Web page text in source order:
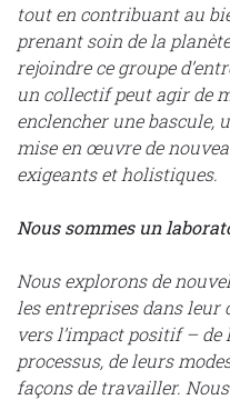
tout en contribuant au
prenant soin de la
rejoindre ce groupe
un collectif peut agir de
enclencher une bascule,
mise en œuvre de
exigeants et holistiques.
Nous sommes un
Nous explorons de
les entreprises dans
vers l’impact positif – de
processus, de leurs
façons de travailler.